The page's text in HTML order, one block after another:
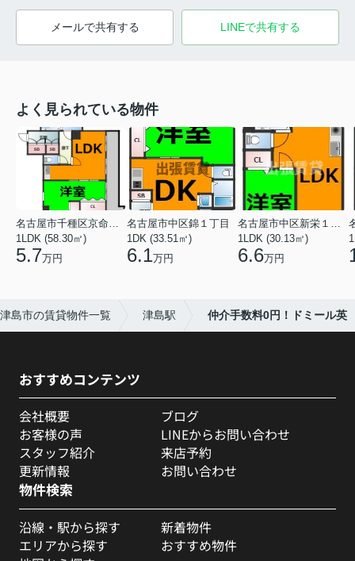
メールで共有する LINEで共有する
よく見られている物件
1LDK (58.30㎡)
5.7万円
名古屋市中区錦１丁目
1DK (33.51㎡)
6.1万円
1LDK (30.13㎡)
6.6万円
津島市の賃貸物件一覧 津島駅 仲介手数料0円！ドミール英
おすすめコンテンツ
会社概要
お客様の声
スタッフ紹介
更新情報
ブログ
LINEからお問い合わせ
来店予約
お問い合わせ
物件検索
沿線・駅から探す
エリアから探す
新着物件
おすすめ物件